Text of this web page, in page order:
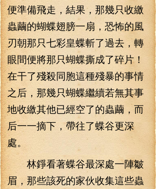
便準備飛走，結果，那幾只收繳
蟲繭的蝴蝶翅膀一扇，恐怖的風
刃朝那只七彩皇蝶斬了過去，轉
眼間便將那只蝴蝶撕成了碎片！
在干了殘殺同胞這種殘暴的事情
之后，那幾只蝴蝶繼續若無其事
地收繳其他已經空了的蟲繭，而
后一一摘下，帶往了蝶谷更深
處。
林錚看著蝶谷最深處一陣皺
眉，那些該死的家伙收集這些蟲